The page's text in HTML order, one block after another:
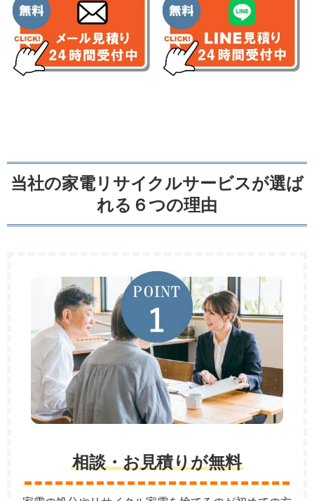
当社の家電リサイクルサービスが選ば
れる６つの理由
相談・お見積りが無料